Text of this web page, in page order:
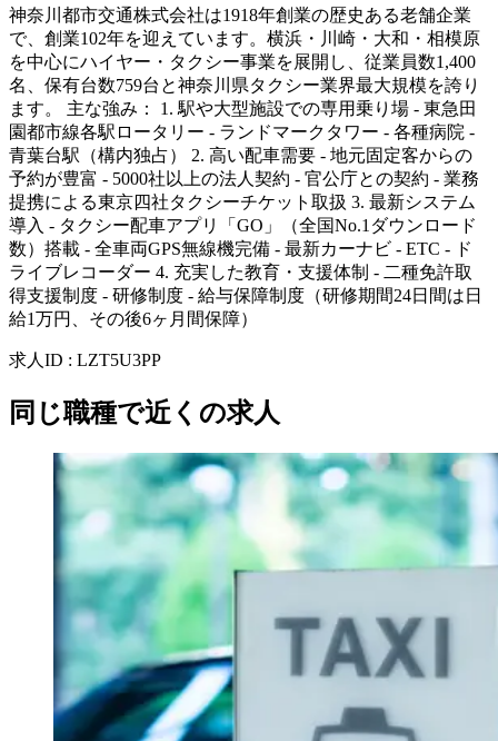
神奈川都市交通株式会社は1918年創業の歴史ある老舗企業
で、創業102年を迎えています。横浜・川崎・大和・相模原
を中心にハイヤー・タクシー事業を展開し、従業員数1,400
名、保有台数759台と神奈川県タクシー業界最大規模を誇り
ます。 主な強み： 1. 駅や大型施設での専用乗り場 - 東急田
園都市線各駅ロータリー - ランドマークタワー - 各種病院 -
青葉台駅（構内独占） 2. 高い配車需要 - 地元固定客からの
予約が豊富 - 5000社以上の法人契約 - 官公庁との契約 - 業務
提携による東京四社タクシーチケット取扱 3. 最新システム
導入 - タクシー配車アプリ「GO」（全国No.1ダウンロード
数）搭載 - 全車両GPS無線機完備 - 最新カーナビ - ETC - ド
ライブレコーダー 4. 充実した教育・支援体制 - 二種免許取
得支援制度 - 研修制度 - 給与保障制度（研修期間24日間は日
給1万円、その後6ヶ月間保障）
求人ID : LZT5U3PP
同じ職種で近くの求人